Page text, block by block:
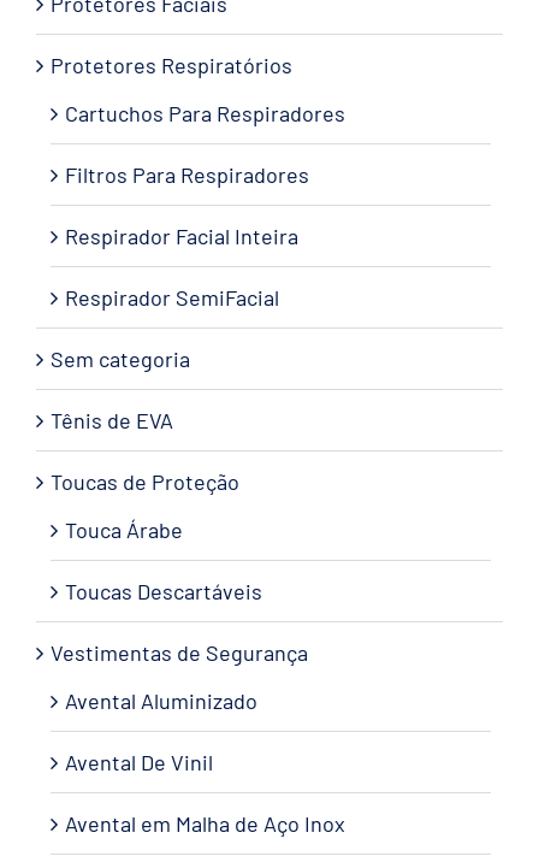
Protetores Respiratórios
Cartuchos Para Respiradores
Filtros Para Respiradores
Respirador Facial Inteira
Respirador SemiFacial
Sem categoria
Tênis de EVA
Toucas de Proteção
Touca Árabe
Toucas Descartáveis
Vestimentas de Segurança
Avental Aluminizado
Avental De Vinil
Avental em Malha de Aço Inox